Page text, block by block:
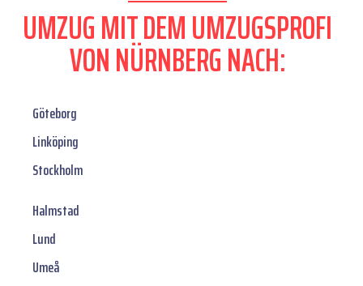
UMZUG MIT DEM UMZUGSPROFI
VON NÜRNBERG NACH:
Göteborg
Linköping
Stockholm
Halmstad
Lund
Umeå